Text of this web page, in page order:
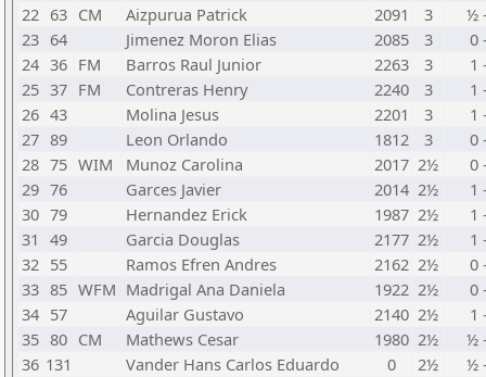
22 63 CM Aizpurua Patrick 2091 3
½
23 64 Jimenez Moron Elias 2085 3
0
24 36 FM Barros Raul Junior 2263 3
1
25 37 FM Contreras Henry 2240 3
1
26 43 Molina Jesus 2201 3
1
27 89 Leon Orlando 1812 3
0
28 75 WIM Munoz Carolina 2017 2½
0
29 76 Garces Javier 2014 2½
1
30 79 Hernandez Erick 1987 2½
1
31 49 Garcia Douglas 2177 2½
1
32 55 Ramos Efren Andres 2162 2½
0
33 85 WFM Madrigal Ana Daniela 1922 2½
0
34 57 Aguilar Gustavo 2140 2½
1
35 80 CM Mathews Cesar 1980 2½
½
36 131 Vander Hans Carlos Eduardo 0 2½
½